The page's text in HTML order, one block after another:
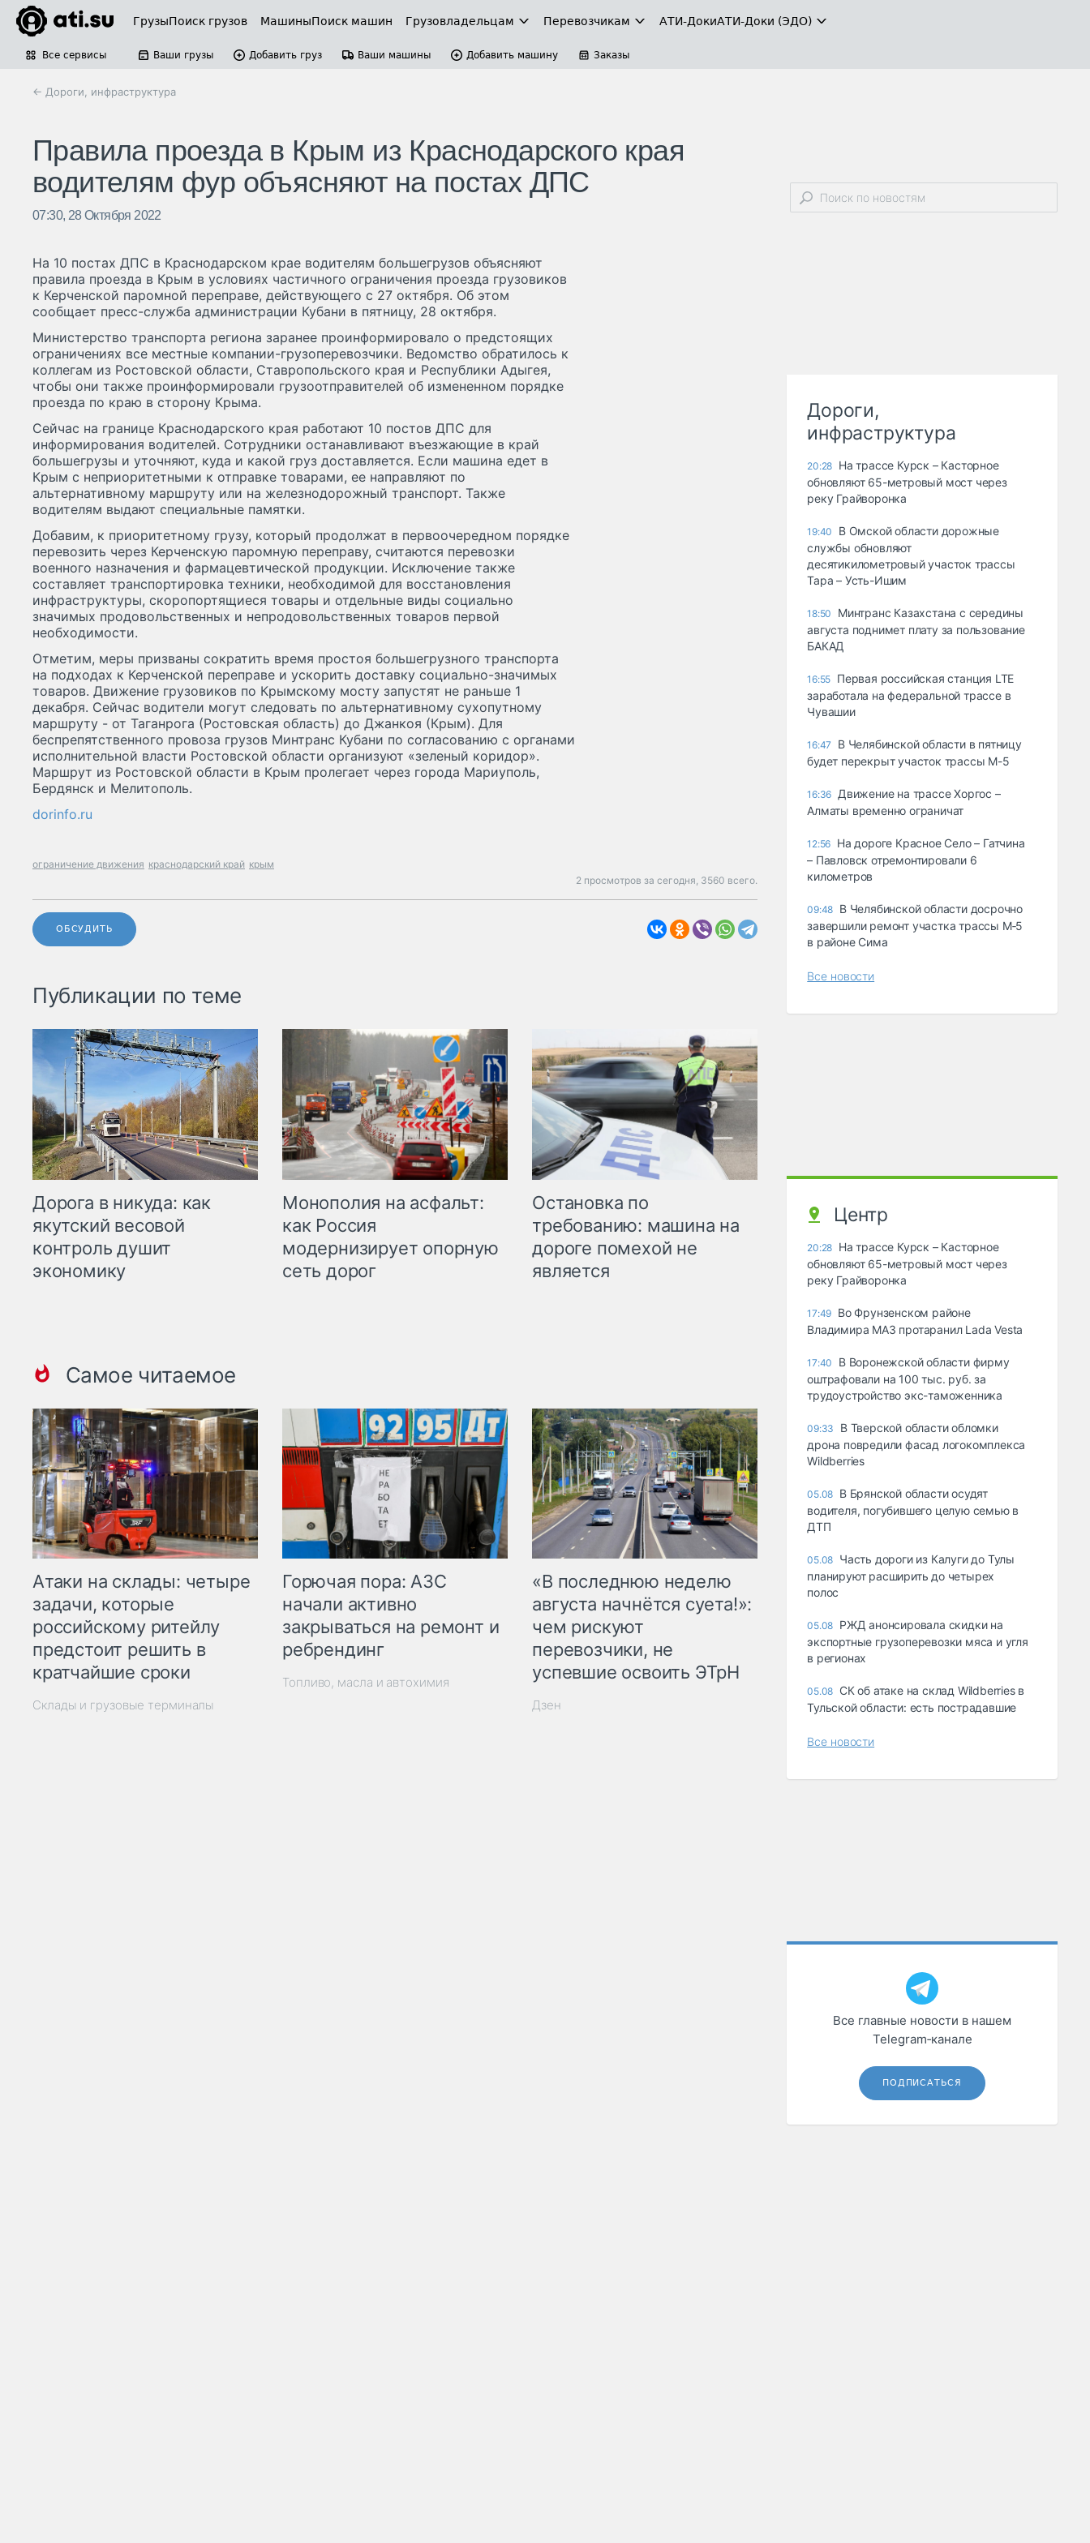
ГрузыПоиск грузов МашиныПоиск машин Грузовладельцам Перевозчикам АТИ-ДокиАТИ-Доки (ЭДО)
Все сервисы Ваши грузы Добавить груз Ваши машины Добавить машину Заказы
← Дороги, инфраструктура
Правила проезда в Крым из Краснодарского края
водителям фур объясняют на постах ДПС
07:30, 28 Октября 2022
На 10 постах ДПС в Краснодарском крае водителям большегрузов объясняют
правила проезда в Крым в условиях частичного ограничения проезда грузовиков
к Керченской паромной переправе, действующего с 27 октября. Об этом
сообщает пресс-служба администрации Кубани в пятницу, 28 октября.
Министерство транспорта региона заранее проинформировало о предстоящих
ограничениях все местные компании-грузоперевозчики. Ведомство обратилось к
коллегам из Ростовской области, Ставропольского края и Республики Адыгея,
чтобы они также проинформировали грузоотправителей об измененном порядке
проезда по краю в сторону Крыма.
Сейчас на границе Краснодарского края работают 10 постов ДПС для
информирования водителей. Сотрудники останавливают въезжающие в край
большегрузы и уточняют, куда и какой груз доставляется. Если машина едет в
Крым с неприоритетными к отправке товарами, ее направляют по
альтернативному маршруту или на железнодорожный транспорт. Также
водителям выдают специальные памятки.
Добавим, к приоритетному грузу, который продолжат в первоочередном порядке
перевозить через Керченскую паромную переправу, считаются перевозки
военного назначения и фармацевтической продукции. Исключение также
составляет транспортировка техники, необходимой для восстановления
инфраструктуры, скоропортящиеся товары и отдельные виды социально
значимых продовольственных и непродовольственных товаров первой
необходимости.
Отметим, меры призваны сократить время простоя большегрузного транспорта
на подходах к Керченской переправе и ускорить доставку социально-значимых
товаров. Движение грузовиков по Крымскому мосту запустят не раньше 1
декабря. Сейчас водители могут следовать по альтернативному сухопутному
маршруту - от Таганрога (Ростовская область) до Джанкоя (Крым). Для
беспрепятственного провоза грузов Минтранс Кубани по согласованию с органами
исполнительной власти Ростовской области организуют «зеленый коридор».
Маршрут из Ростовской области в Крым пролегает через города Мариуполь,
Бердянск и Мелитополь.
dorinfo.ru
ограничение движения краснодарский край крым
2 просмотров за сегодня, 3560 всего.
ОБСУДИТЬ
Публикации по теме
Дорога в никуда: как
якутский весовой
контроль душит
экономику
Монополия на асфальт:
как Россия
модернизирует опорную
сеть дорог
Остановка по
требованию: машина на
дороге помехой не
является
Самое читаемое
Атаки на склады: четыре
задачи, которые
российскому ритейлу
предстоит решить в
кратчайшие сроки
Склады и грузовые терминалы
Горючая пора: АЗС
начали активно
закрываться на ремонт и
ребрендинг
Топливо, масла и автохимия
«В последнюю неделю
августа начнётся суета!»:
чем рискуют
перевозчики, не
успевшие освоить ЭТрН
Дзен
Дороги,
инфраструктура
20:28 На трассе Курск – Касторное
обновляют 65-метровый мост через
реку Грайворонка
19:40
В Омской области дорожные
службы обновляют
десятикилометровый участок трассы
Тара – Усть-Ишим
18:50
Минтранс Казахстана с середины
августа поднимет плату за пользование
БАКАД
16:55 Первая российская станция LTE
заработала на федеральной трассе в
Чувашии
16:47
В Челябинской области в пятницу
будет перекрыт участок трассы М-5
16:36 Движение на трассе Хоргос –
Алматы временно ограничат
12:56 На дороге Красное Село – Гатчина
– Павловск отремонтировали 6
километров
09:48 В Челябинской области досрочно
завершили ремонт участка трассы М‑5
в районе Сима
Все новости
Центр
20:28 На трассе Курск – Касторное
обновляют 65-метровый мост через
реку Грайворонка
17:49 Во Фрунзенском районе
Владимира МАЗ протаранил Lada Vesta
17:40
В Воронежской области фирму
оштрафовали на 100 тыс. руб. за
трудоустройство экс-таможенника
09:33
В Тверской области обломки
дрона повредили фасад логокомплекса
Wildberries
05.08 В Брянской области осудят
водителя, погубившего целую семью в
ДТП
05.08 Часть дороги из Калуги до Тулы
планируют расширить до четырех
полос
05.08 РЖД анонсировала скидки на
экспортные грузоперевозки мяса и угля
в регионах
05.08 СК об атаке на склад Wildberries в
Тульской области: есть пострадавшие
Все новости
Все главные новости в нашем
Telegram‑канале
ПОДПИСАТЬСЯ